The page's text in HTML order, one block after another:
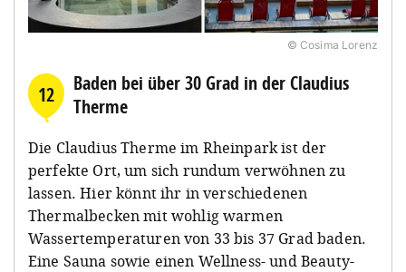
© Cosima Lorenz
12
Baden bei über 30 Grad in der Claudius
Therme
Die Claudius Therme im Rheinpark ist der
perfekte Ort, um sich rundum verwöhnen zu
lassen. Hier könnt ihr in verschiedenen
Thermalbecken mit wohlig warmen
Wassertemperaturen von 33 bis 37 Grad baden.
Eine Sauna sowie einen Wellness- und Beauty-